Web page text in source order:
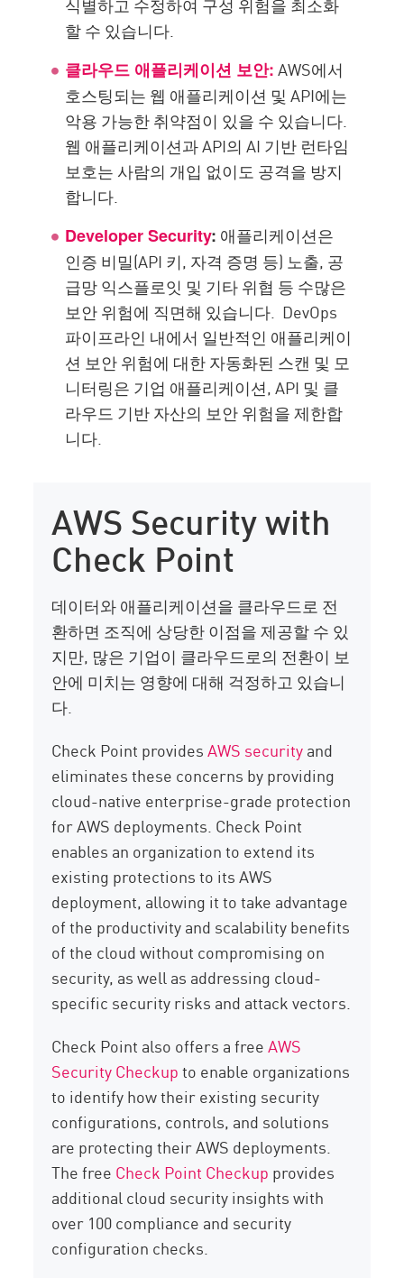
식별하고 수정하여 구성 위험을 최소화
할 수 있습니다.
클라우드 애플리케이션 보안:AWS에서
호스팅되는 웹 애플리케이션 및 API에는
악용 가능한 취약점이 있을 수 있습니다.
웹 애플리케이션과 API의 AI 기반 런타임
보호는 사람의 개입 없이도 공격을 방지
합니다.
Developer Security: 애플리케이션은
인증 비밀(API 키, 자격 증명 등) 노출, 공
급망 익스플로잇 및 기타 위협 등 수많은
보안 위험에 직면해 있습니다. DevOps
파이프라인 내에서 일반적인 애플리케이
션 보안 위험에 대한 자동화된 스캔 및 모
니터링은 기업 애플리케이션, API 및 클
라우드 기반 자산의 보안 위험을 제한합
니다.
AWS Security with
Check Point
데이터와 애플리케이션을 클라우드로 전
환하면 조직에 상당한 이점을 제공할 수 있
지만, 많은 기업이 클라우드로의 전환이 보
안에 미치는 영향에 대해 걱정하고 있습니
다.
Check Point providesAWS securityand
eliminates these concerns by providing
cloud-native enterprise-grade protection
for AWS deployments. Check Point
enables an organization to extend its
existing protections to its AWS
deployment, allowing it to take advantage
of the productivity and scalability benefits
of the cloud without compromising on
security, as well as addressing cloud-
specific security risks and attack vectors.
Check Point also offers a freeAWS
Security Checkupto enable organizations
to identify how their existing security
configurations, controls, and solutions
are protecting their AWS deployments.
The free Check Point Checkup provides
additional cloud security insights with
over 100 compliance and security
configuration checks.